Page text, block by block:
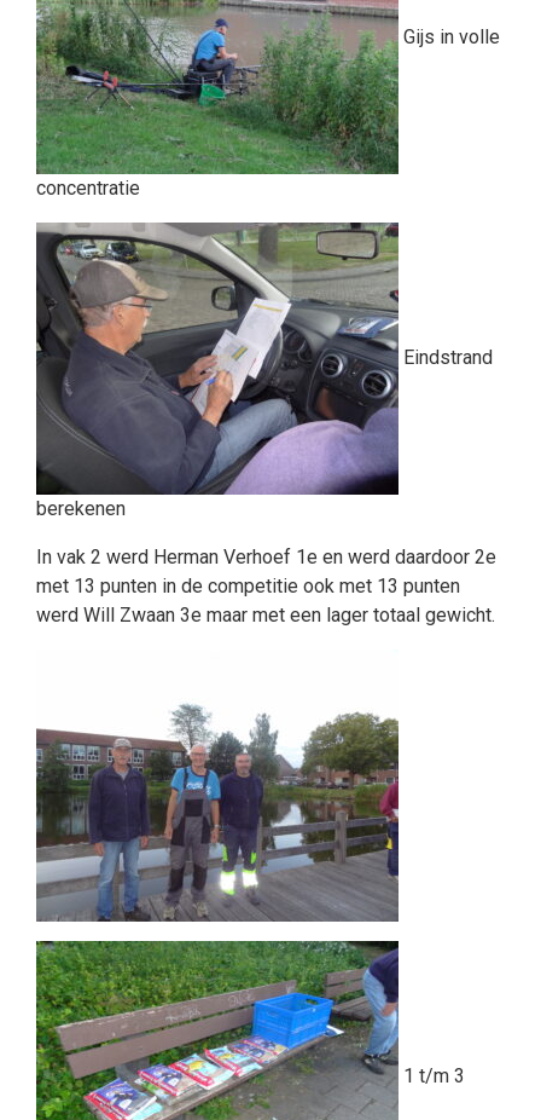
Gijs in volle
concentratie
Eindstrand
berekenen
In vak 2 werd Herman Verhoef 1e en werd daardoor 2e
met 13 punten in de competitie ook met 13 punten
werd Will Zwaan 3e maar met een lager totaal gewicht.
1 t/m 3